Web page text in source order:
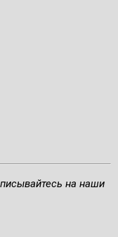
на наши